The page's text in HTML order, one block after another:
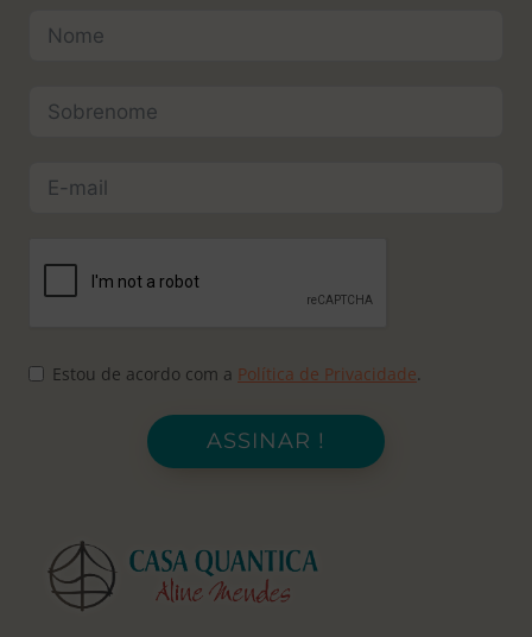
Estou de acordo com a Política de Privacidade.
ASSINAR !